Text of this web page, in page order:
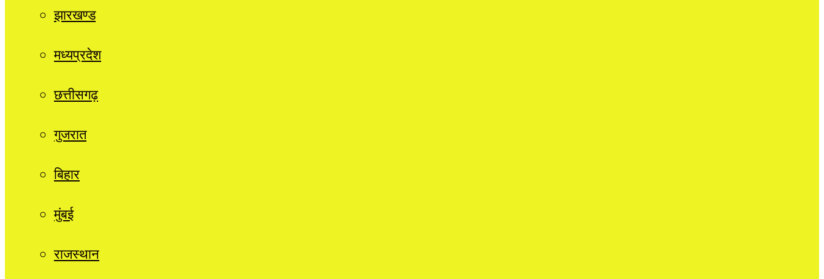
झारखण्ड
मध्यप्रदेश
छत्तीसगढ़
गुजरात
बिहार
मुंबई
राजस्थान